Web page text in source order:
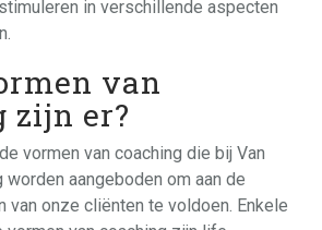
in verschillende aspecten
van
zijn er?
vormen van coaching die bij Van
worden aangeboden om aan de
van onze cliënten te voldoen. Enkele